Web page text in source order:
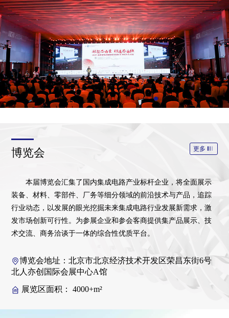
博览会 更多
本届博览会汇集了国内集成电路产业标杆企业，将全面展示
装备、材料、零部件、厂务等细分领域的前沿技术与产品，追踪
行业动态，以发展的眼光挖掘未来集成电路行业发展新需求，激
发市场创新可行性。为参展企业和参会客商提供集产品展示、技
术交流、商务洽谈于一体的综合性优质平台。
博览会地址：北京市北京经济技术开发区荣昌东街6号
北人亦创国际会展中心A馆
展览区面积： 4000+m²